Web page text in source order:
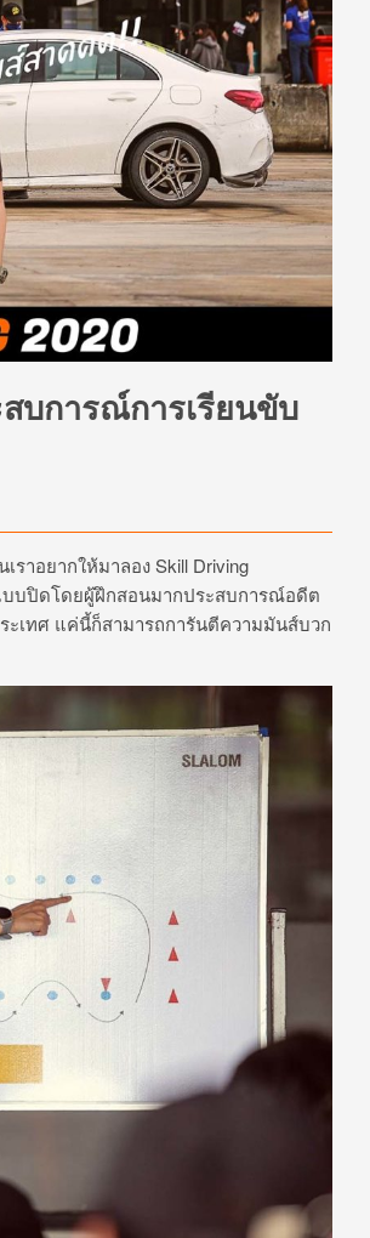
บการณ์การเรียนขับ
าอยากให้มาลอง Skill Driving
บบปิดโดยผู้ฝึกสอนมากประสบการณ์อดีต
ะเทศ แค่นี้ก็สามารถการันตีความมันส์บวก